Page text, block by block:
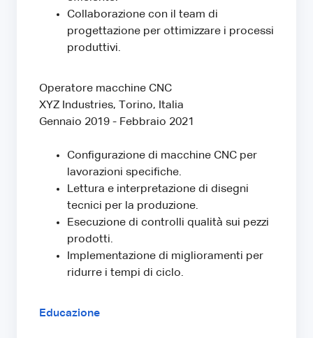
Collaborazione con il team di
progettazione per ottimizzare i processi
produttivi.
Operatore macchine CNC
XYZ Industries, Torino, Italia
Gennaio 2019 - Febbraio 2021
Configurazione di macchine CNC per
lavorazioni specifiche.
Lettura e interpretazione di disegni
tecnici per la produzione.
Esecuzione di controlli qualità sui pezzi
prodotti.
Implementazione di miglioramenti per
ridurre i tempi di ciclo.
Educazione